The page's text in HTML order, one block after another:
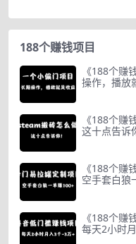
188个赚钱项目
《188个赚
操作，播放
《188个赚
这十点告诉
《188个赚
空手套白狼
《188个赚
每天2小时